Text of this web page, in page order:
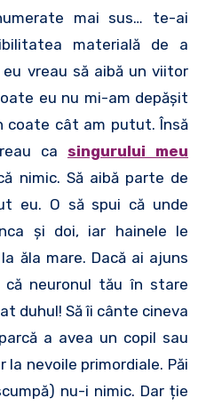
mai sus… te-ai
materială de a
vreau să aibă un viitor
eu nu mi-am depășit
coate cât am putut. Însă
ca singurului meu
nimic. Să aibă parte de
eu. O să spui că unde
și doi, iar hainele le
ăla mare. Dacă ai ajuns
că neuronul tău în stare
duhul! Să îi cânte cineva
a avea un copil sau
la nevoile primordiale. Păi
nu-i nimic. Dar ție